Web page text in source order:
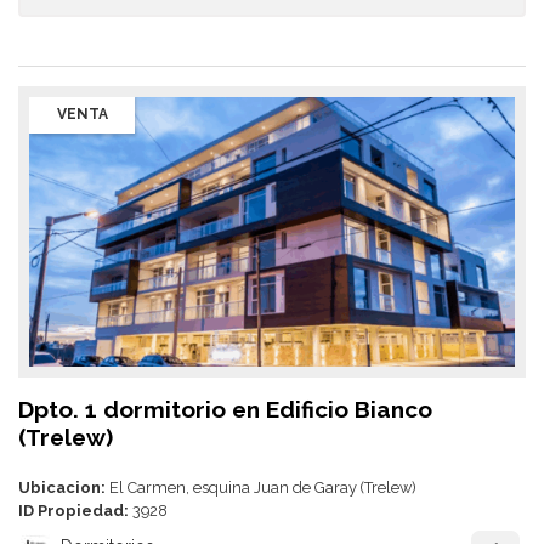
VENTA
Dpto. 1 dormitorio en Edificio Bianco
(Trelew)
Ubicacion: El Carmen, esquina Juan de Garay (Trelew)
ID Propiedad: 3928